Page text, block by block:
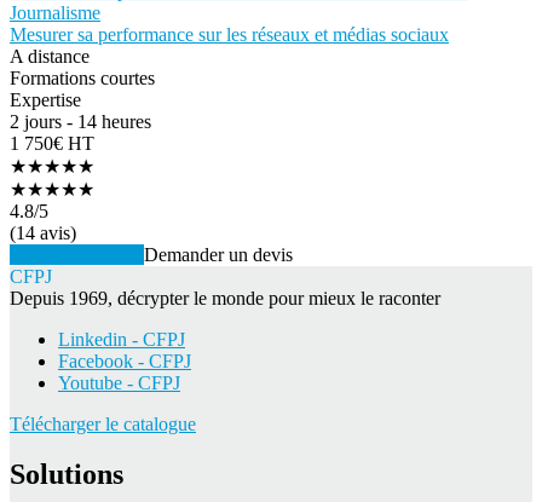
Journalisme
Mesurer sa performance sur les réseaux et médias sociaux
A distance
Formations courtes
Expertise
2 jours - 14 heures
1 750€ HT
★★★★★
★★★★★
4.8/5
(14 avis)
Demander un devis
CFPJ
Depuis 1969, décrypter le monde pour mieux le raconter
Linkedin - CFPJ
Facebook - CFPJ
Youtube - CFPJ
Télécharger le catalogue
Solutions